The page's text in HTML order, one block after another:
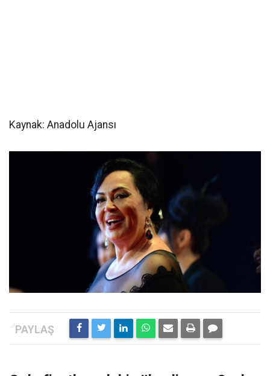
Kaynak: Anadolu Ajansı